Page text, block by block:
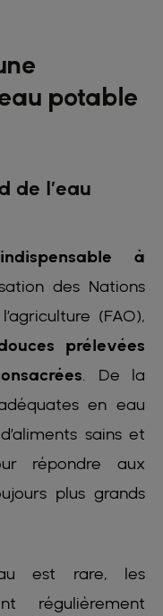
potable
de l’eau
à
des Nations
(FAO),
prélevées
. De la
en eau
sains et
répondre aux
plus grands
est rare, les
régulièrement